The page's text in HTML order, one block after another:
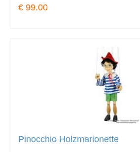
€ 99.00
Pinocchio Holzmarionette